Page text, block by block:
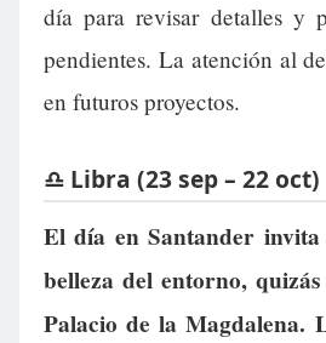
día para revisar detalles y
pendientes. La atención al
en futuros proyectos.
♎ Libra (23 sep – 22 oct)
El día en Santander
belleza del entorno,
Palacio de la Magdalena.